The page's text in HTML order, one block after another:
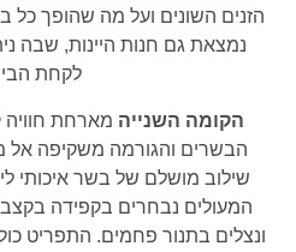
הזנים השונים ועל מה שהופך כל
נמצאת גם חנות היינות, שבה
לקחת
הקומה השנייה מארחת
הבשרים והגורמה משקיפה אל
שילוב מושלם של בשר איכותי
המעולים נבחרים בקפידה
ונצלים בתנור פחמים. התפריט